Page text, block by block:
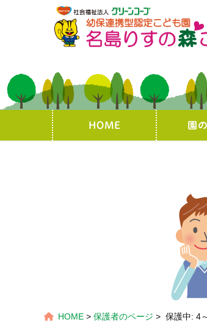
HOME 園
HOME > 保護者のページ > 保護中: 4